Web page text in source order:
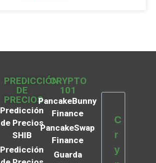
PREDICCIÓN
DE
PRECIOS
Predicción
de Precios
SHIB
Predicción
CRYPTO
101
PancakeBunny
Finance
PancakeSwap
Finance
Guarda
C
r
y